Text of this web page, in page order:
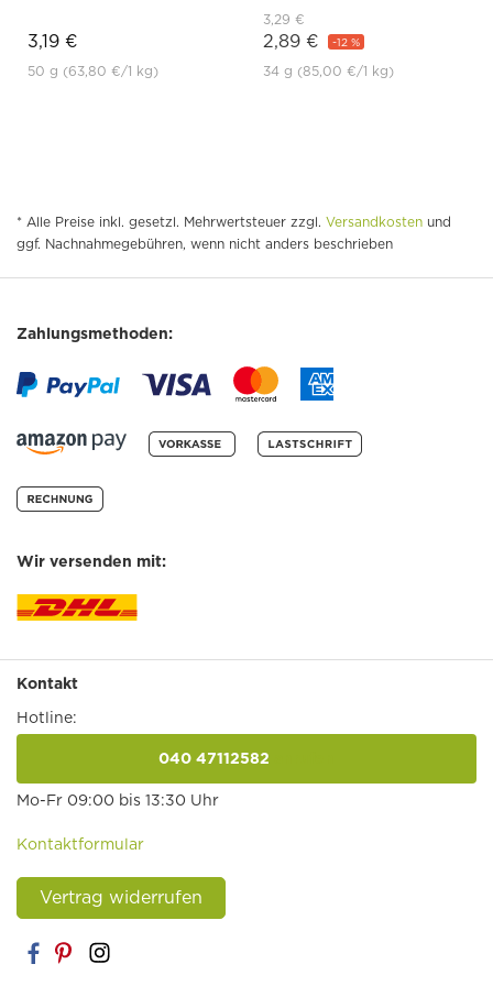
3,19 €
50 g (63,80 €/1 kg)
3,29 €
2,89 € -12 %
34 g (85,00 €/1 kg)
* Alle Preise inkl. gesetzl. Mehrwertsteuer zzgl. Versandkosten und
ggf. Nachnahmegebühren, wenn nicht anders beschrieben
Zahlungsmethoden:
Wir versenden mit:
Kontakt
Hotline:
040 47112582
Mo-Fr 09:00 bis 13:30 Uhr
Kontaktformular
Vertrag widerrufen